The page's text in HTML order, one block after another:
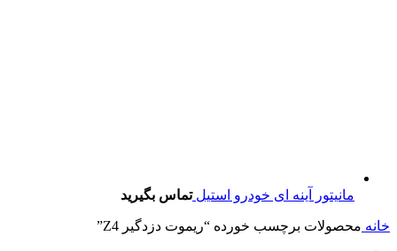
مانیتور آینه ای خودرو استیلتماس بگیرید
خانه محصولات برچسب خورده “ریموت دزدگیر Z4”